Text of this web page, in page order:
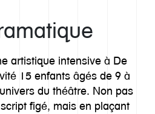
artistique intensive à De
15 enfants âgés de 9 à
du théâtre. Non pas
figé, mais en plaçant